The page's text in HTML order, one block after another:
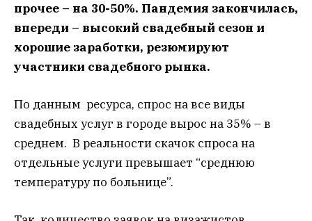
прочее – на 30-50%. Пандемия закончилась,
впереди – высокий свадебный сезон и
хорошие заработки, резюмируют
участники свадебного рынка.
По данным ресурса, спрос на все виды
свадебных услуг в городе вырос на 35% – в
среднем. В реальности скачок спроса на
отдельные услуги превышает “среднюю
температуру по больнице”.